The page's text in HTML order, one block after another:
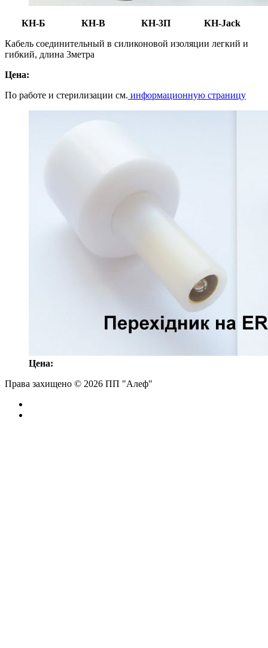
КН-Б
КН-В КН-3П КН-Jack
Кабель соединительный в силиконовой изоляции легкий и
гибкий, длина 3метра
Цена:
По работе и стерилизации см. информационную страницу
Цена:
Права захищено © 2026 ПП "Алеф"